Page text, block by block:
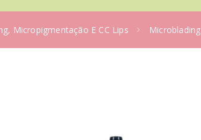
Micropigmentação E CC Lips Microblading